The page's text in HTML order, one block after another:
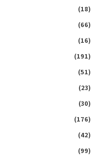
(18)
(66)
(16)
(191)
(51)
(23)
(30)
(176)
(42)
(99)